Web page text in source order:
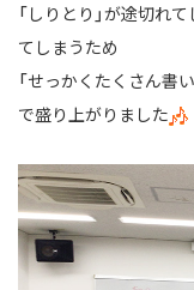
「しりとり」が途切れ
てしまうため
「せっかくたくさん書
で盛り上がりました